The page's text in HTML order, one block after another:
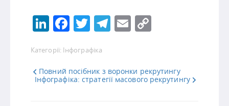
LinkedIn
Facebook
Twitter
Telegram
Email
Категорії: Інфографіка
Повний посібник з воронки рекрутингу
Інфографіка: стратегії масового рекрутингу